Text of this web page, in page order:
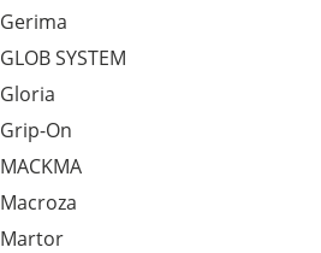
Gerima
GLOB SYSTEM
Gloria
Grip-On
MACKMA
Macroza
Martor